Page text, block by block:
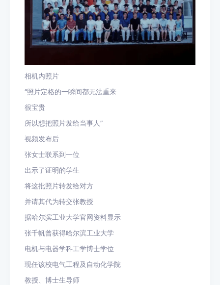
相机内照片
“照片定格的一瞬间都无法重来
很宝贵
所以想把照片发给当事人”
视频发布后
张女士联系到一位
出示了证明的学生
将这批照片转发给对方
并请其代为转交张教授
据哈尔滨工业大学官网资料显示
张千帆曾获得哈尔滨工业大学
电机与电器学科工学博士学位
现任该校电气工程及自动化学院
教授、博士生导师